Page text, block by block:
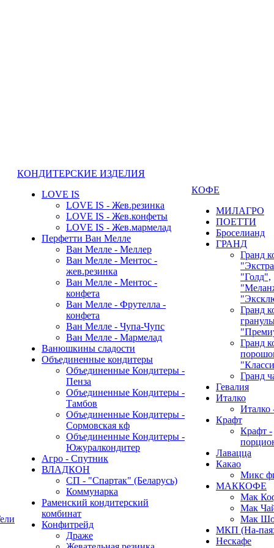
КОНДИТЕРСКИЕ ИЗДЕЛИЯ
LOVE IS
LOVE IS - Жев.резинка
LOVE IS - Жев.конфеты
LOVE IS - Жев.мармелад
Перфетти Ван Мелле
Ван Мелле - Меллер
Ван Мелле - Ментос -
жев.резинка
Ван Мелле - Ментос -
конфета
Ван Мелле - Фрутелла -
конфета
Ван Мелле - Чупа-Чупс
Ван Мелле - Мармелад
Ванюшкины сладости
Объединенные кондитеры
Объединенные Кондитеры -
Пенза
Объединенные Кондитеры -
Тамбов
Объединенные Кондитеры -
Сормовская кф
Объединенные Кондитеры -
Южуралкондитер
Агро - Спутник
ВЛАДКОН
СП - "Спартак" (Беларусь)
Коммунарка
Раменский кондитерский
комбинат
Конфитрейд
Драже
КОФЕ
МИЛАГРО
ПОЕТТИ
Броселианд
ГРАНД
Гранд
"Голд",
Гранд
Гранд
Гранд
Гевалия
Италко
Италко
Крафт
Крафт -
Лавацца
Какао
Микс
МАККОФЕ
Мак
Мак
Мак
МКП (На-
Нескафе